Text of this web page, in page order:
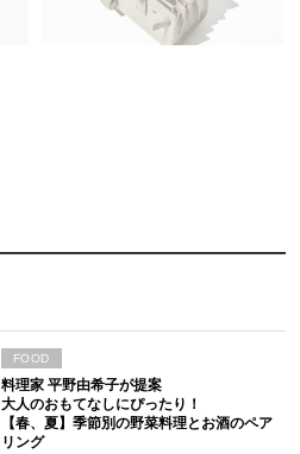
料理家 平野由希子が提案
大人のおもてなしにぴったり！
【春、夏】季節別の野菜料理とお酒のペア
リング
FOOD